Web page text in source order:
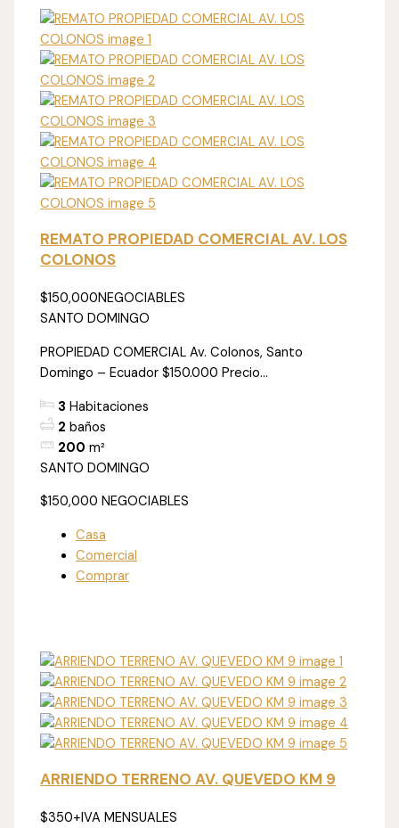
REMATO PROPIEDAD COMERCIAL AV. LOS
COLONOS
$150,000NEGOCIABLES
SANTO DOMINGO
PROPIEDAD COMERCIAL Av. Colonos, Santo
Domingo – Ecuador $150.000 Precio...
3 Habitaciones
2 baños
200 m²
SANTO DOMINGO
$150,000 NEGOCIABLES
Casa
Comercial
Comprar
ARRIENDO TERRENO AV. QUEVEDO KM 9
$350+IVA MENSUALES